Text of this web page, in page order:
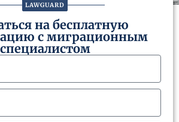
LAWGUARD
на бесплатную
с миграционным
специалистом